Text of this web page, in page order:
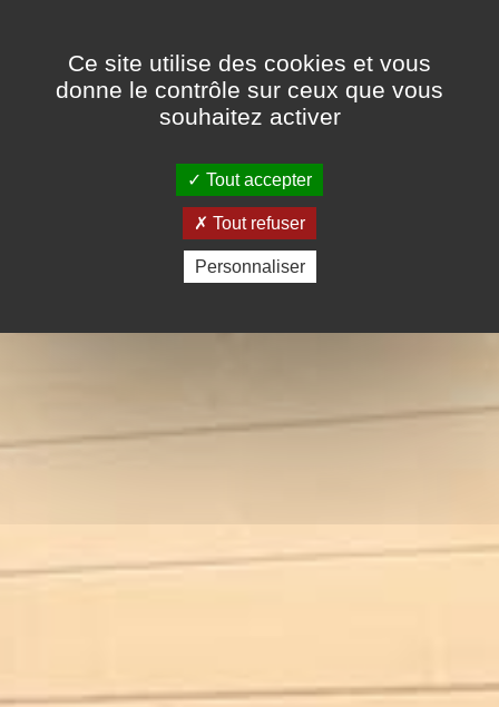
Ce site utilise des cookies et vous
donne le contrôle sur ceux que vous
souhaitez activer
Tout accepter
Tout refuser
Personnaliser